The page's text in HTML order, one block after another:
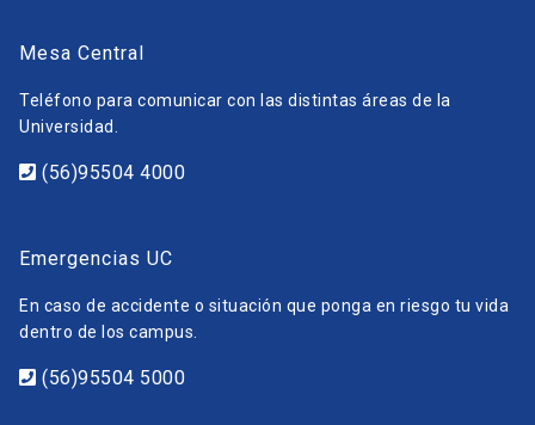
Mesa Central
Teléfono para comunicar con las distintas áreas de la
Universidad.
(56)95504 4000
Emergencias UC
En caso de accidente o situación que ponga en riesgo tu vida
dentro de los campus.
(56)95504 5000